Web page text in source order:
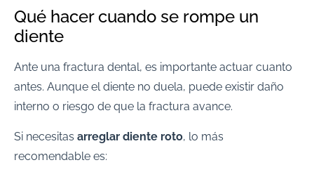
Qué hacer cuando se rompe un
diente
Ante una fractura dental, es importante actuar cuanto
antes. Aunque el diente no duela, puede existir daño
interno o riesgo de que la fractura avance.
Si necesitas arreglar diente roto, lo más
recomendable es: